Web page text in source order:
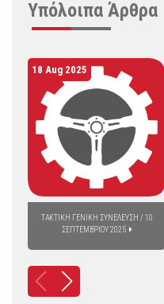
Υπόλοιπα Άρθρα
18 Aug 2025
ΤΑΚΤΙΚΗ ΓΕΝΙΚΗ ΣΥΝΕΛΕΥΣΗ / 10
ΣΕΠΤΕΜΒΡΙΟΥ 2025